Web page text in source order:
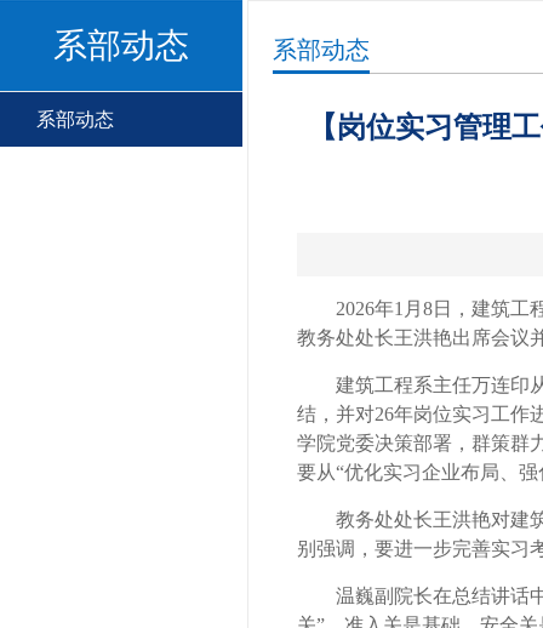
系部动态
系部动态
系部动态
【岗位实习管理
2026年1月8日，建筑工
教务处处长王洪艳出席会议
建筑工程系主任万连印
结，并对26年岗位实习工作
学院党委决策部署，群策群
要从“优化实习企业布局、
教务处处长王洪艳对建
别强调，要进一步完善实习
温巍副院长在总结讲话